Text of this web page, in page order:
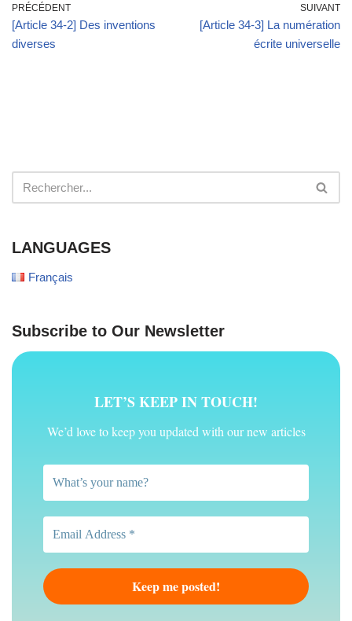
PRÉCÉDENT
[Article 34-2] Des inventions
diverses
SUIVANT
[Article 34-3] La numération
écrite universelle
LANGUAGES
Français
Subscribe to Our Newsletter
LET’S KEEP IN TOUCH!
We’d love to keep you updated with our new articles